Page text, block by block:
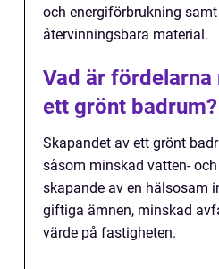
och energiförbrukning
återvinningsbara material.
Vad är fördelarna
ett grönt badrum?
Skapandet av ett grönt
såsom minskad vatten-
skapande av en hälsosam
giftiga ämnen, minskad
värde på fastigheten.